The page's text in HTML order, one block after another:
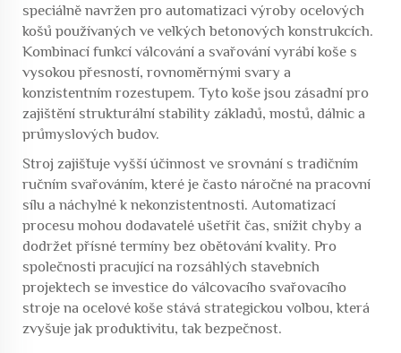
speciálně navržen pro automatizaci výroby ocelových
košů používaných ve velkých betonových konstrukcích.
Kombinací funkcí válcování a svařování vyrábí koše s
vysokou přesností, rovnoměrnými svary a
konzistentním rozestupem. Tyto koše jsou zásadní pro
zajištění strukturální stability základů, mostů, dálnic a
průmyslových budov.
Stroj zajišťuje vyšší účinnost ve srovnání s tradičním
ručním svařováním, které je často náročné na pracovní
sílu a náchylné k nekonzistentnosti. Automatizací
procesu mohou dodavatelé ušetřit čas, snížit chyby a
dodržet přísné termíny bez obětování kvality. Pro
společnosti pracující na rozsáhlých stavebních
projektech se investice do válcovacího svařovacího
stroje na ocelové koše stává strategickou volbou, která
zvyšuje jak produktivitu, tak bezpečnost.